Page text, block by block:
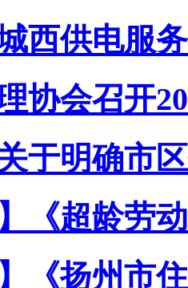
西供电服
协会召开
于明确市
《超龄劳
《扬州市